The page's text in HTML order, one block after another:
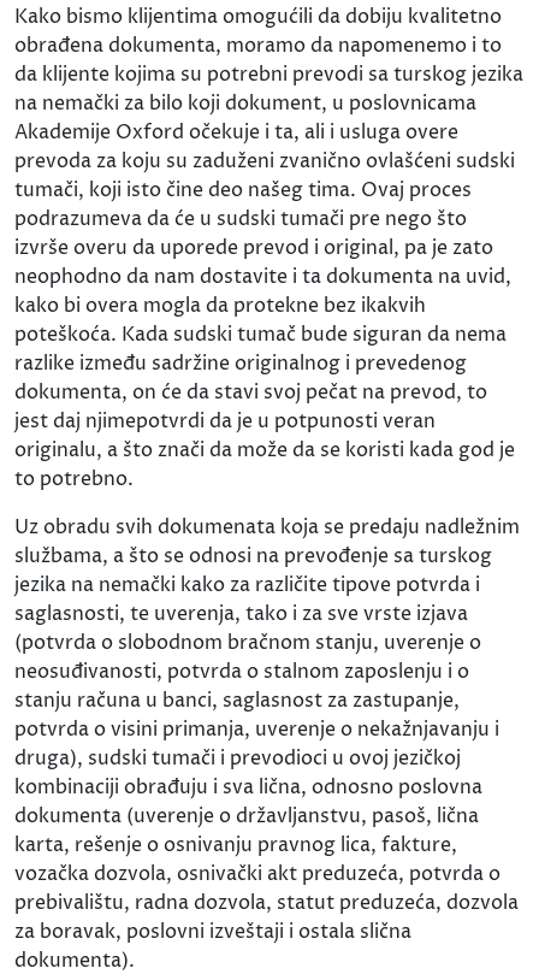
Kako bismo klijentima omogućili da dobiju kvalitetno
obrađena dokumenta, moramo da napomenemo i to
da klijente kojima su potrebni prevodi sa turskog jezika
na nemački za bilo koji dokument, u poslovnicama
Akademije Oxford očekuje i ta, ali i usluga overe
prevoda za koju su zaduženi zvanično ovlašćeni sudski
tumači, koji isto čine deo našeg tima. Ovaj proces
podrazumeva da će u sudski tumači pre nego što
izvrše overu da uporede prevod i original, pa je zato
neophodno da nam dostavite i ta dokumenta na uvid,
kako bi overa mogla da protekne bez ikakvih
poteškoća. Kada sudski tumač bude siguran da nema
razlike između sadržine originalnog i prevedenog
dokumenta, on će da stavi svoj pečat na prevod, to
jest daj njimepotvrdi da je u potpunosti veran
originalu, a što znači da može da se koristi kada god je
to potrebno.
Uz obradu svih dokumenata koja se predaju nadležnim
službama, a što se odnosi na prevođenje sa turskog
jezika na nemački kako za različite tipove potvrda i
saglasnosti, te uverenja, tako i za sve vrste izjava
(potvrda o slobodnom bračnom stanju, uverenje o
neosuđivanosti, potvrda o stalnom zaposlenju i o
stanju računa u banci, saglasnost za zastupanje,
potvrda o visini primanja, uverenje o nekažnjavanju i
druga), sudski tumači i prevodioci u ovoj jezičkoj
kombinaciji obrađuju i sva lična, odnosno poslovna
dokumenta (uverenje o državljanstvu, pasoš, lična
karta, rešenje o osnivanju pravnog lica, fakture,
vozačka dozvola, osnivački akt preduzeća, potvrda o
prebivalištu, radna dozvola, statut preduzeća, dozvola
za boravak, poslovni izveštaji i ostala slična
dokumenta).